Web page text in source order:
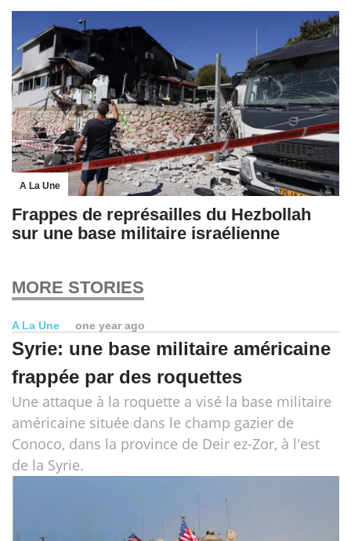
A La Une
Frappes de représailles du Hezbollah
sur une base militaire israélienne
MORE STORIES
A La Une one year ago
Syrie: une base militaire américaine
frappée par des roquettes
Une attaque à la roquette a visé la base militaire
américaine située dans le champ gazier de
Conoco, dans la province de Deir ez-Zor, à l'est
de la Syrie.